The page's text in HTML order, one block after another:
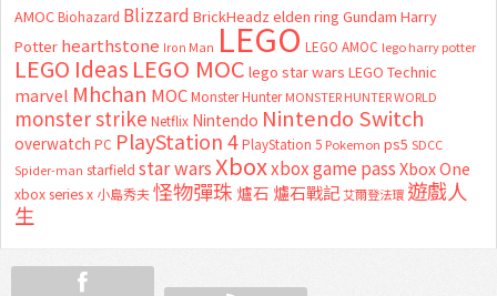
AMOC Biohazard Blizzard BrickHeadz elden ring Gundam Harry
Potter hearthstone Iron Man LEGO LEGO AMOC lego harry potter
LEGO Ideas LEGO MOC lego star wars LEGO Technic
marvel Mhchan MOC Monster Hunter MONSTER HUNTER WORLD
monster strike Netflix Nintendo Nintendo Switch
overwatch PC PlayStation 4 PlayStation 5 Pokemon ps5 SDCC
Spider-man starfield star warsXboxxbox game passXbox One
xbox series x 小島秀夫怪物彈珠 爐石 爐石戰記艾爾登法環 遊戲人
生